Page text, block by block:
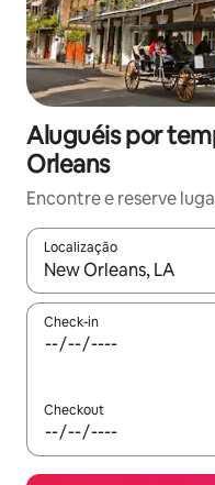
Aluguéis por
Orleans
Encontre e reserve
Localização
Quando os resultados
Check-in
Checkout